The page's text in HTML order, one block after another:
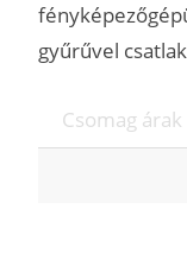
gyűrűvel
Csomag árak